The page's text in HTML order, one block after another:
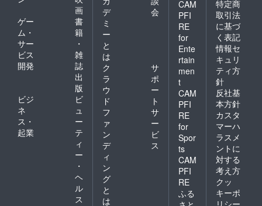
画
ゲー
ム・
サー
ビス
開発
書
籍
・
雑
誌
出
版
ビジ
ネ
ス・
起業
ビ
ュ
ー
テ
ィ
ー
・
ヘ
ル
ス
デ
ミ
ー
と
は
会
ク
ラ
ウ
ド
フ
ァ
ン
デ
ィ
ン
グ
と
は
サ
ポ
ー
ト
サ
ー
ビ
ス
CAM
PFI
RE
for
Ente
rtain
men
t
CAM
PFI
RE
for
Spor
ts
CAM
PFI
RE
ふる
特定商
取引法
に基づ
く表記
情報セ
キュリ
ティ方
針
反社基
本方針
カスタ
マーハ
ラスメ
ントに
対する
考え方
クッ
キーポ